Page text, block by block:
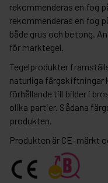
rekommenderas en fog
rekommenderas en fog
både grus och betong.
för marktegel.
Tegelprodukter
naturliga färgskiftningar
förhållande till bilder i
olika partier. Sådana
produkten.
Produkten är CE-märkt